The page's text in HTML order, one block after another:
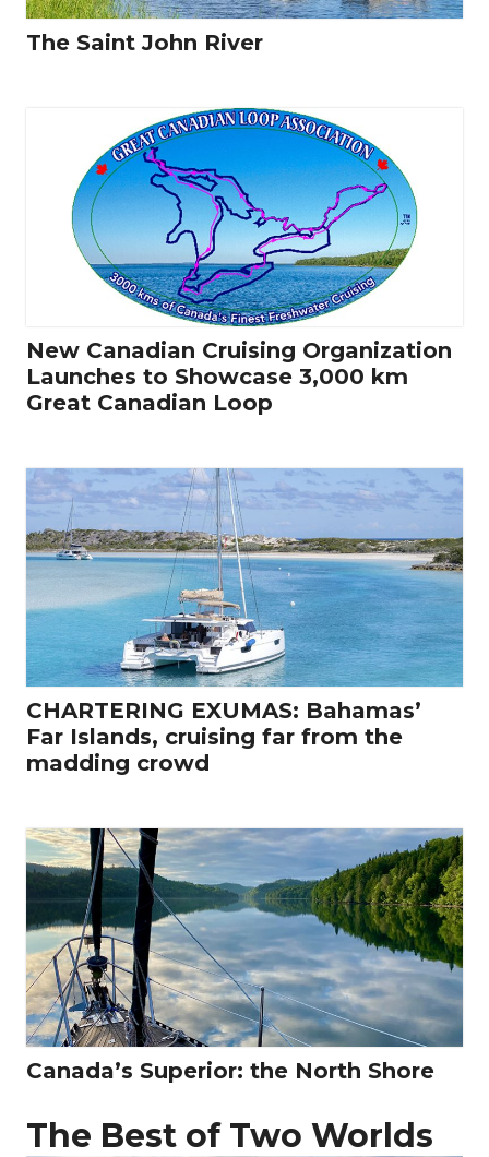
The Saint John River
New Canadian Cruising Organization
Launches to Showcase 3,000 km
Great Canadian Loop
CHARTERING EXUMAS: Bahamas’
Far Islands, cruising far from the
madding crowd
Canada’s Superior: the North Shore
The Best of Two Worlds